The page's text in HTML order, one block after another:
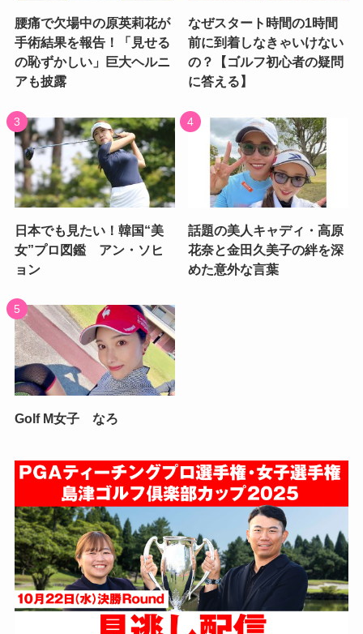
腰痛で欠場中の原英莉花が
手術結果を報告！「見せる
の恥ずかしい」巨大ヘルニ
アも披露
なぜスタート時間の1時間
前に到着しなきゃいけない
の？【ゴルフ初心者の疑問
に答える】
日本でも見たい！韓国“美
女”プロ図鑑 アン・ソヒ
ョン
話題の美人キャディ・高原
花奈と金田久美子の絆を深
めた意外な言葉
Golf M女子 なろ